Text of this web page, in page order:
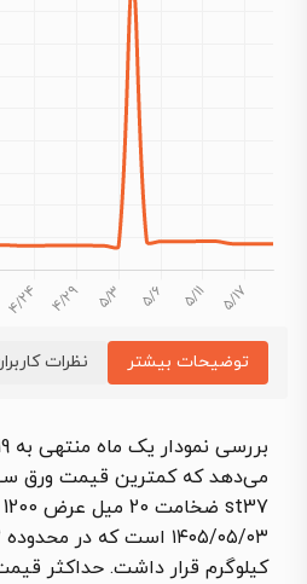
توضیحات بیشتر نظرات
می‌دهد که کمترین قیمت ورق
کیلوگرم قرار داشت. حداکثر